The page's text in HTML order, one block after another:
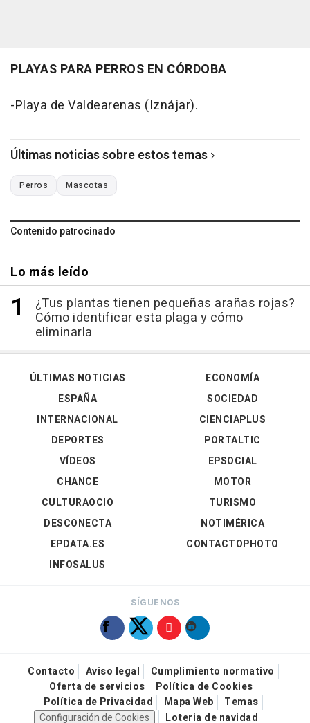
PLAYAS PARA PERROS EN CÓRDOBA
-Playa de Valdearenas (Iznájar).
Últimas noticias sobre estos temas
Perros Mascotas
Contenido patrocinado
Lo más leído
¿Tus plantas tienen pequeñas arañas rojas?
Cómo identificar esta plaga y cómo
eliminarla
ÚLTIMAS NOTICIAS
ESPAÑA
INTERNACIONAL
DEPORTES
VÍDEOS
ECONOMÍA
SOCIEDAD
CIENCIAPLUS
PORTALTIC
EPSOCIAL
CHANCE
CULTURAOCIO
DESCONECTA
EPDATA.ES
INFOSALUS
MOTOR
TURISMO
NOTIMÉRICA
CONTACTOPHOTO
SÍGUENOS
Contacto Aviso legal
Cumplimiento normativo
Oferta de servicios
Política de Cookies
Política de Privacidad
Mapa Web
Temas
Configuración de Cookies
Loteria de navidad